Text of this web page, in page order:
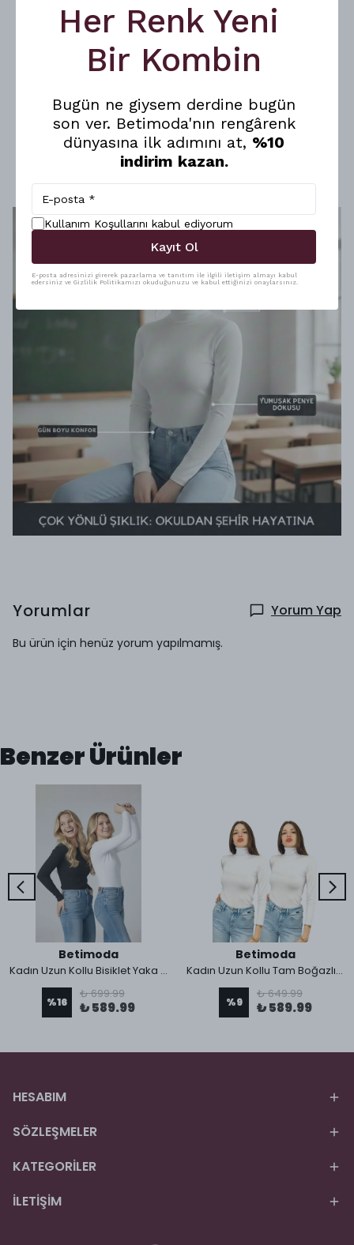
Devamını Göster
︎⠀
Yorumlar Yorum Yap
Bu ürün için henüz yorum yapılmamış.
Benzer Ürünler
Betimoda
Kadın Uzun Kollu Bisiklet Yaka Body 2 Adet
%16
₺ 699.99
₺ 589.99
Betimoda
Kadın Uzun Kollu Tam Boğazlı Likralı Penye Badi 2 Adet
%9
₺ 649.99
₺ 589.99
HESABIM
SÖZLEŞMELER
KATEGORİLER
İLETİŞİM
Her Renk Yeni
Bir Kombin
Bugün ne giysem derdine bugün
son ver. Betimoda'nın rengârenk
dünyasına ilk adımını at, %10
indirim kazan.
Kullanım Koşullarını kabul ediyorum
Kayıt Ol
E-posta adresinizi girerek pazarlama ve tanıtım ile ilgili iletişim almayı kabul
edersiniz ve Gizlilik Politikamızı okuduğunuzu ve kabul ettiğinizi onaylarsınız.